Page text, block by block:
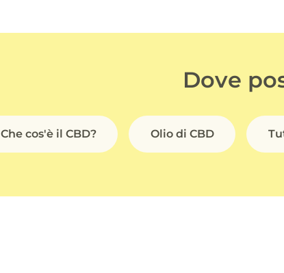
Dove
Che cos'è il CBD? Olio di CBD